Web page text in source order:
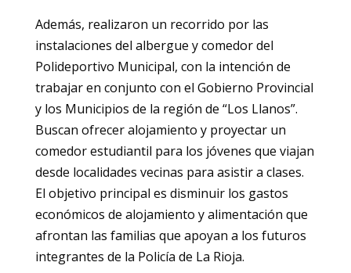
Además, realizaron un recorrido por las
instalaciones del albergue y comedor del
Polideportivo Municipal, con la intención de
trabajar en conjunto con el Gobierno Provincial
y los Municipios de la región de “Los Llanos”.
Buscan ofrecer alojamiento y proyectar un
comedor estudiantil para los jóvenes que viajan
desde localidades vecinas para asistir a clases.
El objetivo principal es disminuir los gastos
económicos de alojamiento y alimentación que
afrontan las familias que apoyan a los futuros
integrantes de la Policía de La Rioja.